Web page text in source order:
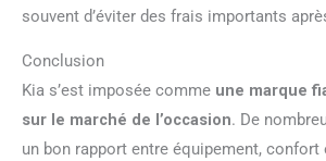
souvent d’éviter des frais importants
Conclusion
Kia s’est imposée comme une marque
sur le marché de l’occasion. De
un bon rapport entre équipement, confort